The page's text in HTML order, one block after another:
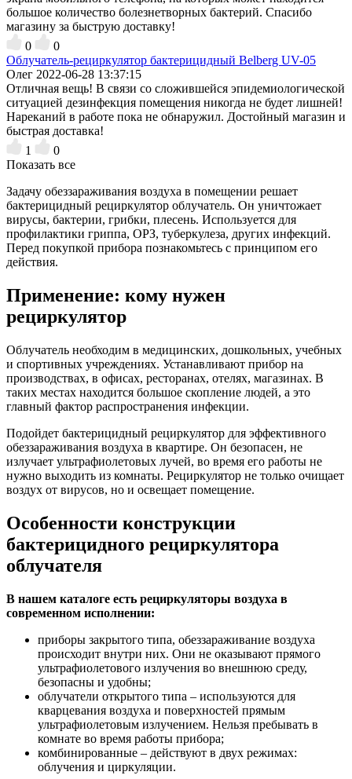
большое количество болезнетворных бактерий. Спасибо
магазину за быструю доставку!
0
0
Облучатель-рециркулятор бактерицидный Belberg UV-05
Олег 2022-06-28 13:37:15
Отличная вещь! В связи со сложившейся эпидемиологической
ситуацией дезинфекция помещения никогда не будет лишней!
Нареканий в работе пока не обнаружил. Достойный магазин и
быстрая доставка!
1
0
Показать все
Задачу обеззараживания воздуха в помещении решает
бактерицидный рециркулятор облучатель. Он уничтожает
вирусы, бактерии, грибки, плесень. Используется для
профилактики гриппа, ОРЗ, туберкулеза, других инфекций.
Перед покупкой прибора познакомьтесь с принципом его
действия.
Применение: кому нужен
рециркулятор
Облучатель необходим в медицинских, дошкольных, учебных
и спортивных учреждениях. Устанавливают прибор на
производствах, в офисах, ресторанах, отелях, магазинах. В
таких местах находится большое скопление людей, а это
главный фактор распространения инфекции.
Подойдет бактерицидный рециркулятор для эффективного
обеззараживания воздуха в квартире. Он безопасен, не
излучает ультрафиолетовых лучей, во время его работы не
нужно выходить из комнаты. Рециркулятор не только очищает
воздух от вирусов, но и освещает помещение.
Особенности конструкции
бактерицидного рециркулятора
облучателя
В нашем каталоге есть рециркуляторы воздуха в
современном исполнении:
приборы закрытого типа, обеззараживание воздуха
происходит внутри них. Они не оказывают прямого
ультрафиолетового излучения во внешнюю среду,
безопасны и удобны;
облучатели открытого типа – используются для
кварцевания воздуха и поверхностей прямым
ультрафиолетовым излучением. Нельзя пребывать в
комнате во время работы прибора;
комбинированные – действуют в двух режимах:
облучения и циркуляции.